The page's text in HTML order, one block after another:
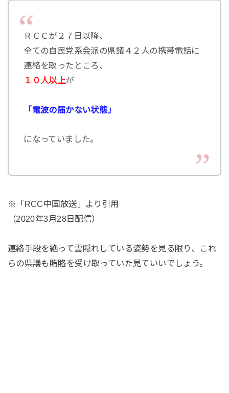
ＲＣＣが２７日以降、
全ての自民党系会派の県議４２人の携帯電話に
連絡を取ったところ、
１０人以上が
「電波の届かない状態」
になっていました。
※「RCC中国放送」より引用
（2020年3月28日配信）
連絡手段を絶って雲隠れしている姿勢を見る限り、これ
らの県議も賄賂を受け取っていた見ていいでしょう。